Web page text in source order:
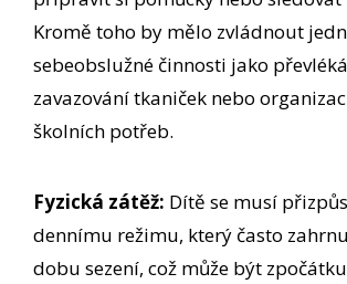
Kromě toho by mělo zvládnout
sebeobslužné činnosti jako
zavazování tkaniček nebo
školních potřeb.
Fyzická zátěž: Dítě se musí
dennímu režimu, který často
dobu sezení, což může být